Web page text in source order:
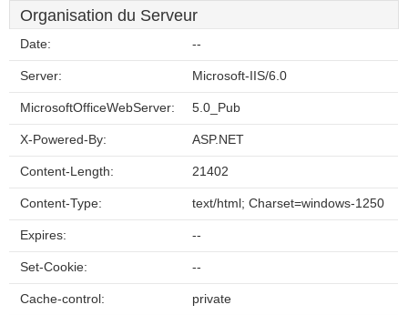
Organisation du Serveur
Date: --
Server: Microsoft-IIS/6.0
MicrosoftOfficeWebServer: 5.0_Pub
X-Powered-By: ASP.NET
Content-Length: 21402
Content-Type: text/html; Charset=windows-1250
Expires: --
Set-Cookie: --
Cache-control: private